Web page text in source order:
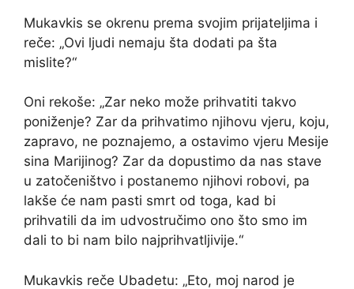
Mukavkis se okrenu prema svojim prijateljima i
reče: „Ovi ljudi nemaju šta dodati pa šta
mislite?“
Oni rekoše: „Zar neko može prihvatiti takvo
poniženje? Zar da prihvatimo njihovu vjeru, koju,
zapravo, ne poznajemo, a ostavimo vjeru Mesije
sina Marijinog? Zar da dopustimo da nas stave
u zatočeništvo i postanemo njihovi robovi, pa
lakše će nam pasti smrt od toga, kad bi
prihvatili da im udvostručimo ono što smo im
dali to bi nam bilo najprihvatljivije.“
Mukavkis reče Ubadetu: „Eto, moj narod je